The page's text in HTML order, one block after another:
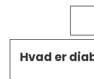
Hvad er